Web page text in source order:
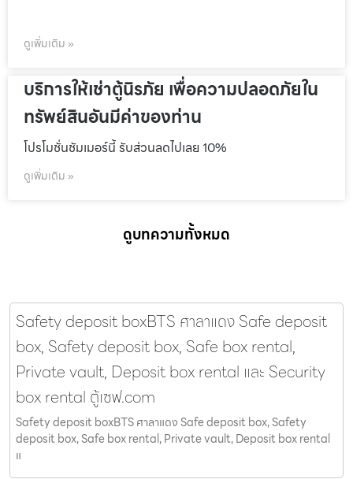
ดูเพิ่มเติม »
บริการให้เช่าตู้นิรภัย เพื่อความปลอดภัยใน
ทรัพย์สินอันมีค่าของท่าน
โปรโมชั่นชัมเมอร์นี้ รับส่วนลดไปเลย 10%
ดูเพิ่มเติม »
ดูบทความทั้งหมด
Safety deposit boxBTS ศาลาแดง Safe deposit
box, Safety deposit box, Safe box rental,
Private vault, Deposit box rental และ Security
box rental ตู้เซฟ.com
Safety deposit boxBTS ศาลาแดง Safe deposit box, Safety
deposit box, Safe box rental, Private vault, Deposit box rental
แ